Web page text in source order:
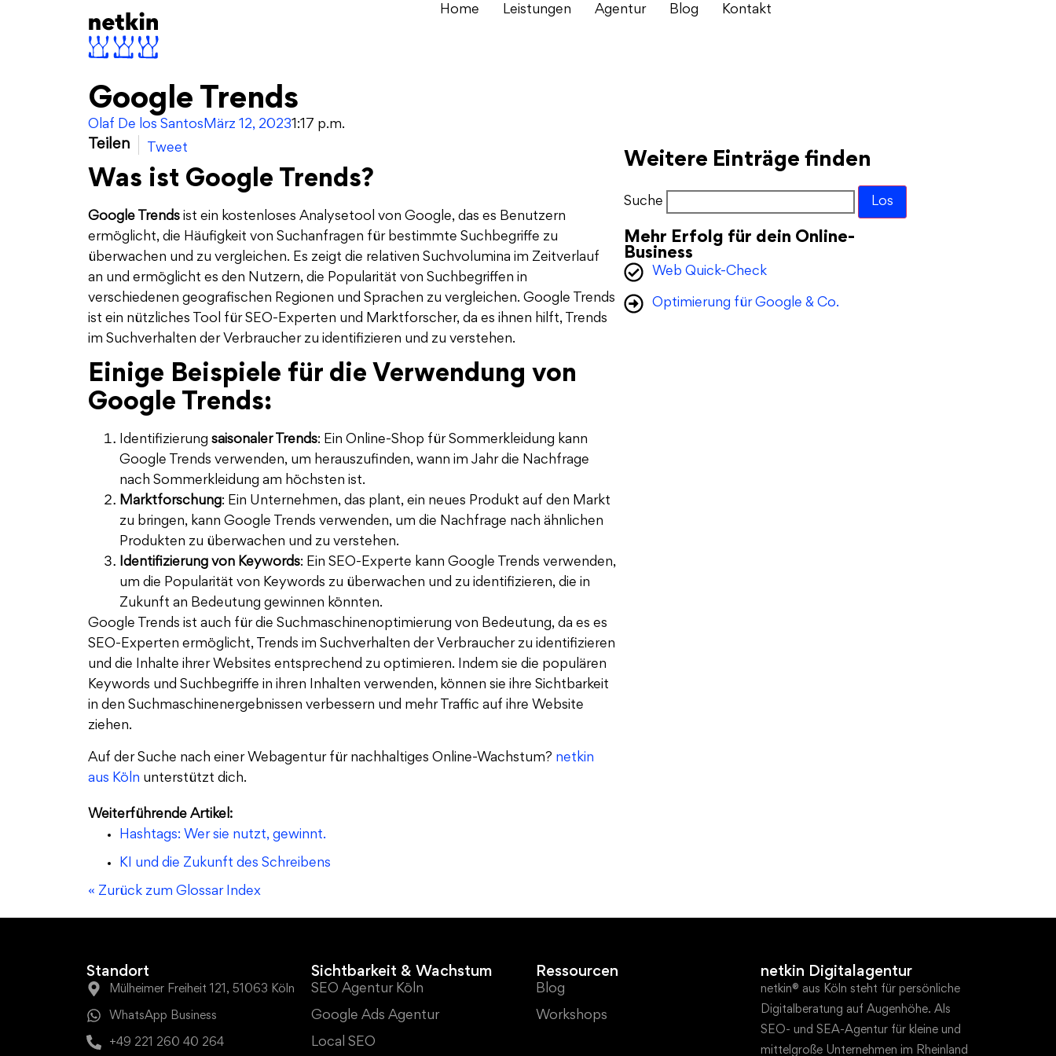
Home Leistungen Agentur Blog Kontakt
Google Trends
Olaf De los Santos März 12, 2023 1:17 p.m.
Teilen Tweet
Was ist Google Trends?
Google Trends ist ein kostenloses Analysetool von Google, das es Benutzern
ermöglicht, die Häufigkeit von Suchanfragen für bestimmte Suchbegriffe zu
überwachen und zu vergleichen. Es zeigt die relativen Suchvolumina im Zeitverlauf
an und ermöglicht es den Nutzern, die Popularität von Suchbegriffen in
verschiedenen geografischen Regionen und Sprachen zu vergleichen. Google Trends
ist ein nützliches Tool für SEO-Experten und Marktforscher, da es ihnen hilft, Trends
im Suchverhalten der Verbraucher zu identifizieren und zu verstehen.
Einige Beispiele für die Verwendung von
Google Trends:
Identifizierung saisonaler Trends: Ein Online-Shop für Sommerkleidung kann
Google Trends verwenden, um herauszufinden, wann im Jahr die Nachfrage
nach Sommerkleidung am höchsten ist.
Marktforschung: Ein Unternehmen, das plant, ein neues Produkt auf den Markt
zu bringen, kann Google Trends verwenden, um die Nachfrage nach ähnlichen
Produkten zu überwachen und zu verstehen.
Identifizierung von Keywords: Ein SEO-Experte kann Google Trends verwenden,
um die Popularität von Keywords zu überwachen und zu identifizieren, die in
Zukunft an Bedeutung gewinnen könnten.
Google Trends ist auch für die Suchmaschinenoptimierung von Bedeutung, da es es
SEO-Experten ermöglicht, Trends im Suchverhalten der Verbraucher zu identifizieren
und die Inhalte ihrer Websites entsprechend zu optimieren. Indem sie die populären
Keywords und Suchbegriffe in ihren Inhalten verwenden, können sie ihre Sichtbarkeit
in den Suchmaschinenergebnissen verbessern und mehr Traffic auf ihre Website
ziehen.
Auf der Suche nach einer Webagentur für nachhaltiges Online-Wachstum? netkin
aus Köln unterstützt dich.
Weiterführende Artikel:
Hashtags: Wer sie nutzt, gewinnt.
KI und die Zukunft des Schreibens
« Zurück zum Glossar Index
Weitere Einträge finden
Suche
Mehr Erfolg für dein Online-
Business
Web Quick-Check
Optimierung für Google & Co.
Standort
Mülheimer Freiheit 121, 51063 Köln
WhatsApp Business
+49 221 260 40 264
Sichtbarkeit & Wachstum
SEO Agentur Köln
Google Ads Agentur
Local SEO
Ressourcen
Blog
Workshops
netkin Digitalagentur
netkin® aus Köln steht für persönliche
Digitalberatung auf Augenhöhe. Als
SEO- und SEA-Agentur für kleine und
mittelgroße Unternehmen im Rheinland